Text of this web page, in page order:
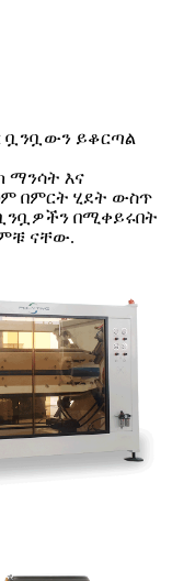
ቧንቧውን ይቆርጣል
ማንሳት እና
በምርት ሂደት ውስጥ
በሚቀይሩበት
ናቸው.